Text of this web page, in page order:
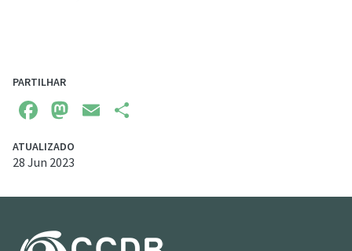
PARTILHAR
Facebook
Mastodon
Email
ATUALIZADO
28 Jun 2023